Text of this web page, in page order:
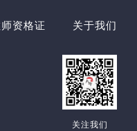
资格证 关于我们
关注我们